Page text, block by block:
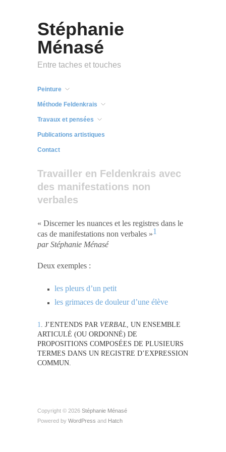
Stéphanie
Ménasé
Entre taches et touches
Peinture
Méthode Feldenkrais
Travaux et pensées
Publications artistiques
Contact
Travailler en Feldenkrais avec
des manifestations non
verbales
« Discerner les nuances et les registres dans le
cas de manifestations non verbales »1
par Stéphanie Ménasé
Deux exemples :
les pleurs d’un petit
les grimaces de douleur d’une élève
1. J’ENTENDS PAR VERBAL, UN ENSEMBLE
ARTICULÉ (OU ORDONNÉ) DE
PROPOSITIONS COMPOSÉES DE PLUSIEURS
TERMES DANS UN REGISTRE D’EXPRESSION
COMMUN.
Copyright © 2026 Stéphanie Ménasé
Powered by WordPress and Hatch